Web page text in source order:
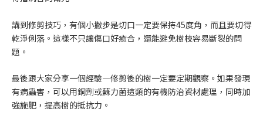
講到修剪技巧，有個小撇步是切口一定要保持45度角，而且要切得
乾淨俐落。這樣不只讓傷口好癒合，還能避免樹枝容易斷裂的問
題。
最後跟大家分享一個經驗—修剪後的樹一定要定期觀察。如果發現
有病蟲害，可以用銅劑或蘇力菌這類的有機防治資材處理，同時加
強施肥，提高樹的抵抗力。